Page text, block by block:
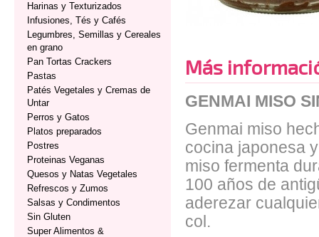
Harinas y Texturizados
Infusiones, Tés y Cafés
Legumbres, Semillas y Cereales
en grano
Pan Tortas Crackers
Pastas
Patés Vegetales y Cremas de
Untar
Perros y Gatos
Platos preparados
Postres
Proteinas Veganas
Quesos y Natas Vegetales
Refrescos y Zumos
Salsas y Condimentos
Sin Gluten
Super Alimentos &
Más
GENMAI MISO
Genmai miso
cocina japonesa
miso fermenta
100 años de
aderezar
col.